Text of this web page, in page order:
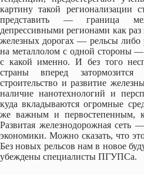
картину такой регионализации
представить — граница
депрессивными регионами как раз
железных дорогах — рельсы либо
на металлолом с одной стороны —
с какой именно. И без того
страны вперед затормозится
строительство и развитие
наличие нанотехнологий и
куда вкладываются огромные
же важным и первостепенным,
Развитая железнодорожная сеть
экономики. Можно сказать, что
Без новых рельсов нам в новое
убеждены специалисты ПГУПСа.